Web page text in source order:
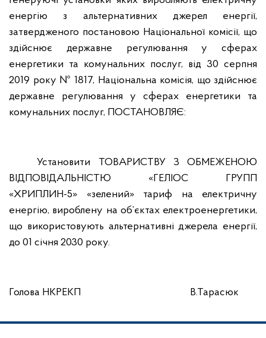
енергію з альтернативних джерел енергії,
затвердженого постановою Національної комісії, що
здійснює державне регулювання у сферах
енергетики та комунальних послуг, від 30 серпня
2019 року № 1817, Національна комісія, що здійснює
державне регулювання у сферах енергетики та
комунальних послуг, ПОСТАНОВЛЯЄ:
Установити ТОВАРИСТВУ З ОБМЕЖЕНОЮ
ВІДПОВІДАЛЬНІСТЮ «ГЕЛІОС ГРУПП
«ХРИПЛИН-5» «зелений» тариф на електричну
енергію, вироблену на об’єктах електроенергетики,
що використовують альтернативні джерела енергії,
до 01 січня 2030 року.
Голова НКРЕКП В.Тарасюк